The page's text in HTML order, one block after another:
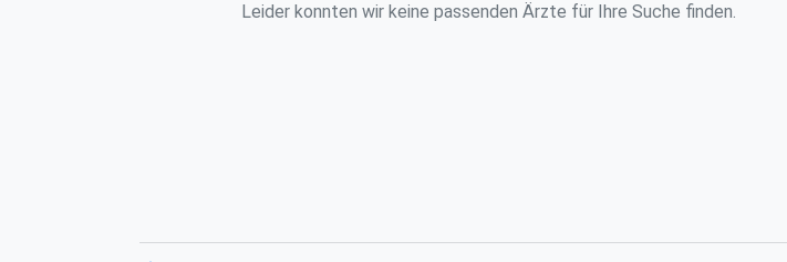
Leider konnten wir keine passenden Ärzte für Ihre Suche finden.